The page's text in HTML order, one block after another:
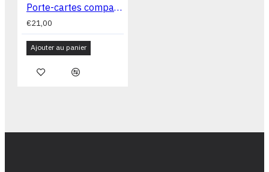
Porte-cartes compact en liège naturel 12x08x02 cm CA7225V
€21,00
Ajouter au panier